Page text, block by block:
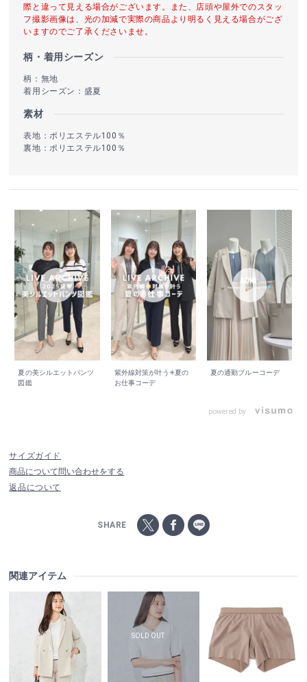
際と違って見える場合がございます。また、店頭や屋外でのスタッ
フ撮影画像は、光の加減で実際の商品より明るく見える場合がござ
いますのでご了承くださいませ。
柄・着用シーズン
柄：無地
着用シーズン：盛夏
素材
表地：ポリエステル100％
裏地：ポリエステル100％
夏の美シルエットパンツ
図鑑
紫外線対策が叶う✳︎夏の
お仕事コーデ
夏の通勤ブルーコーデ
powered by
サイズガイド
商品について問い合わせをする
返品について
SHARE
関連アイテム